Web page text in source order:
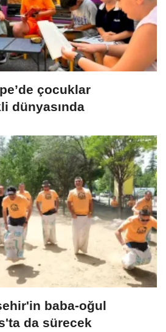
çocuklar
dünyasında
baba-oğul
da sürecek